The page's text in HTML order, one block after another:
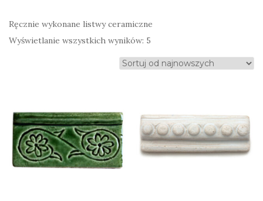
Ręcznie wykonane listwy ceramiczne
Wyświetlanie wszystkich wyników: 5
według
najnowszych